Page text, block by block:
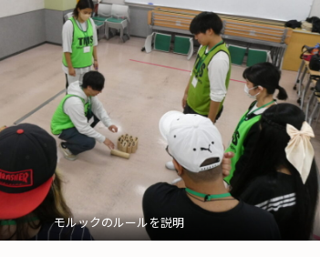
モルックのルールを説明